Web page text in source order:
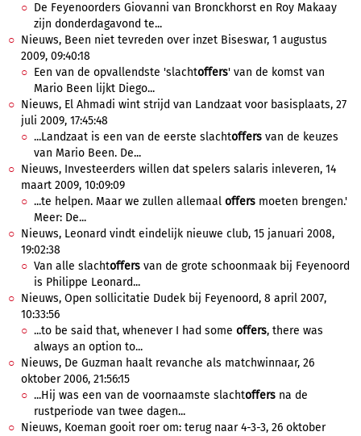
De Feyenoorders Giovanni van Bronckhorst en Roy Makaay
zijn donderdagavond te...
Nieuws, Been niet tevreden over inzet Biseswar, 1 augustus
2009, 09:40:18
Een van de opvallendste 'slachtoffers' van de komst van
Mario Been lijkt Diego...
Nieuws, El Ahmadi wint strijd van Landzaat voor basisplaats, 27
juli 2009, 17:45:48
...Landzaat is een van de eerste slachtoffers van de keuzes
van Mario Been. De...
Nieuws, Investeerders willen dat spelers salaris inleveren, 14
maart 2009, 10:09:09
...te helpen. Maar we zullen allemaal offers moeten brengen.'
Meer: De...
Nieuws, Leonard vindt eindelijk nieuwe club, 15 januari 2008,
19:02:38
Van alle slachtoffers van de grote schoonmaak bij Feyenoord
is Philippe Leonard...
Nieuws, Open sollicitatie Dudek bij Feyenoord, 8 april 2007,
10:33:56
...to be said that, whenever I had some offers, there was
always an option to...
Nieuws, De Guzman haalt revanche als matchwinnaar, 26
oktober 2006, 21:56:15
...Hij was een van de voornaamste slachtoffers na de
rustperiode van twee dagen...
Nieuws, Koeman gooit roer om: terug naar 4-3-3, 26 oktober